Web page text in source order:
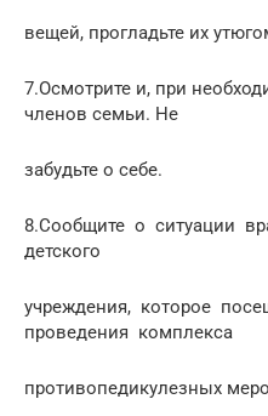
вещей, прогладьте их
7.Осмотрите и, при
членов семьи. Не
забудьте о себе.
8.Сообщите о ситуации
детского
учреждения, которое
проведения комплекса
противопедикулезных